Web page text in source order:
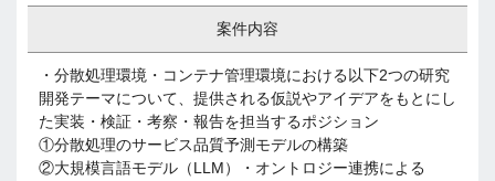
案件内容
・分散処理環境・コンテナ管理環境における以下2つの研究
開発テーマについて、提供される仮説やアイデアをもとにし
た実装・検証・考察・報告を担当するポジション
①分散処理のサービス品質予測モデルの構築
②大規模言語モデル（LLM）・オントロジー連携による